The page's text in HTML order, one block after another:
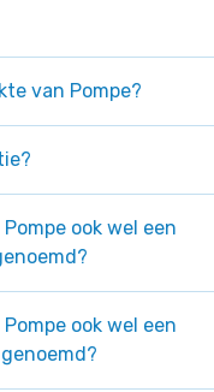
van Pompe?
ook wel een
ook wel een